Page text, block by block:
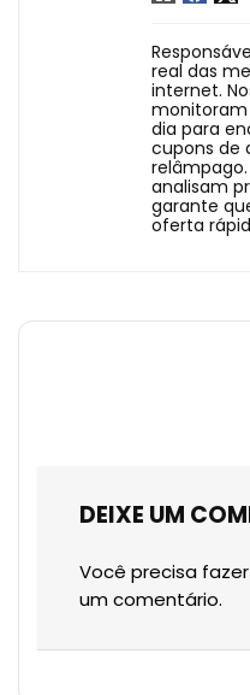
real das
internet.
monitoram
dia para
cupons de
analisam
garante
oferta
DEIXE UM
Você precisa
um comentário.